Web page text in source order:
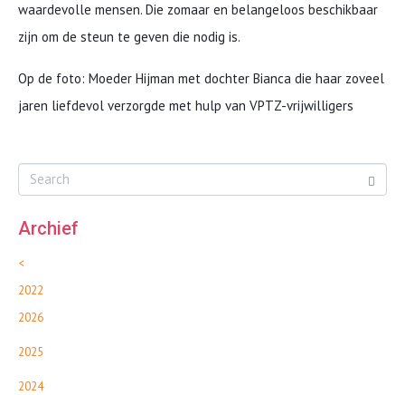
waardevolle mensen. Die zomaar en belangeloos beschikbaar
zijn om de steun te geven die nodig is.
Op de foto: Moeder Hijman met dochter Bianca die haar zoveel
jaren liefdevol verzorgde met hulp van VPTZ-vrijwilligers
Archief
<
2022
2026
2025
2024